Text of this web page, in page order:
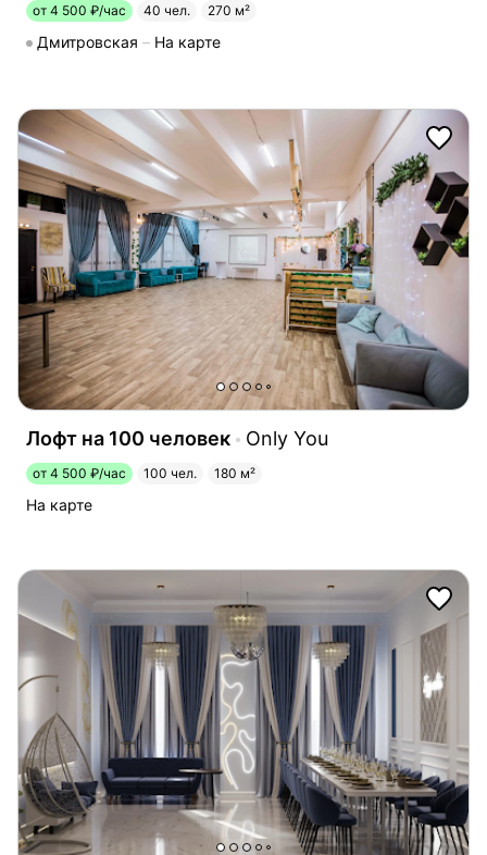
от 4 500 ₽/час 40 чел. 270 м²
Дмитровская На карте
Лофт на 100 человек Only You
от 4 500 ₽/час 100 чел. 180 м²
На карте